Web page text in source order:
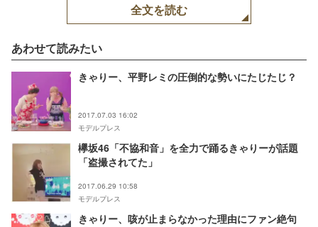
全文を読む
あわせて読みたい
きゃりー、平野レミの圧倒的な勢いにたじたじ？
2017.07.03 16:02
モデルプレス
欅坂46「不協和音」を全力で踊るきゃりーが話題
「盗撮されてた」
2017.06.29 10:58
モデルプレス
きゃりー、咳が止まらなかった理由にファン絶句